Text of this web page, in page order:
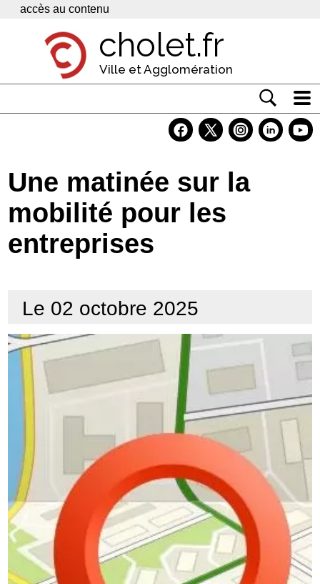
Panneau de gestion des cookies
accès au contenu
cholet.fr
Ville et Agglomération
Economie
Services
Contacts
Une matinée sur la
mobilité pour les
entreprises
Le 02 octobre 2025